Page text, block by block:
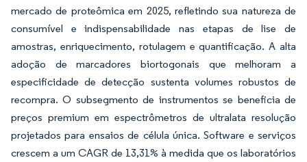
mercado de proteômica em 2025, refletindo sua natureza de
consumível e indispensabilidade nas etapas de lise de
amostras, enriquecimento, rotulagem e quantificação. A alta
adoção de marcadores biortogonais que melhoram a
especificidade de detecção sustenta volumes robustos de
recompra. O subsegmento de instrumentos se beneficia de
preços premium em espectrômetros de ultralata resolução
projetados para ensaios de célula única. Software e serviços
crescem a um CAGR de 13,31% à medida que os laboratórios